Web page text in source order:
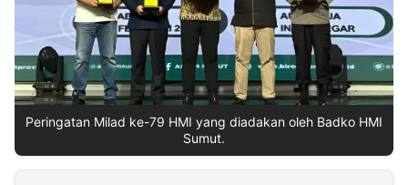
Kabarbaru
Peringatan Milad ke-79 HMI yang diadakan oleh Badko HMI
Sumut.